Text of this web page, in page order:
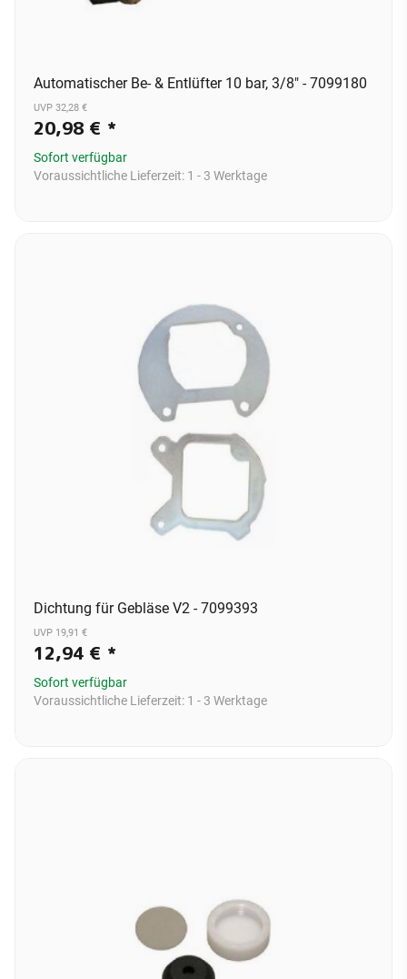
Automatischer Be- & Entlüfter 10 bar, 3/8" - 7099180
UVP 32,28 €
20,98 € *
Sofort verfügbar
Voraussichtliche Lieferzeit: 1 - 3 Werktage
Dichtung für Gebläse V2 - 7099393
UVP 19,91 €
12,94 € *
Sofort verfügbar
Voraussichtliche Lieferzeit: 1 - 3 Werktage